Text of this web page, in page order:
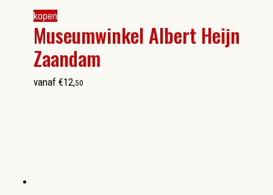
kopen
Museumwinkel Albert Heijn
Zaandam
vanaf €12,50